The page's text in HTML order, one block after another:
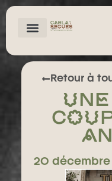
Retour à
20 décembre